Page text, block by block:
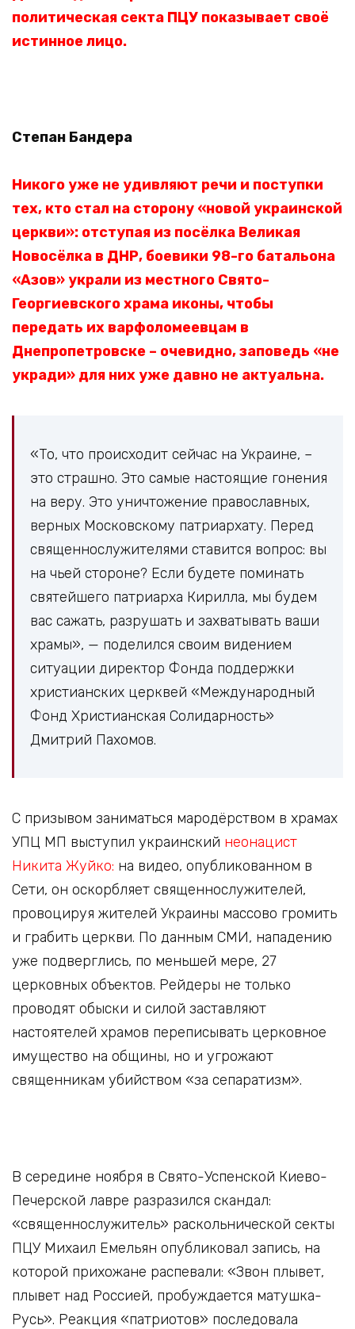
политическая секта ПЦУ показывает своё
истинное лицо.
Степан Бандера
Никого уже не удивляют речи и поступки
тех, кто стал на сторону «новой украинской
церкви»: отступая из посёлка Великая
Новосёлка в ДНР, боевики 98-го батальона
«Азов» украли из местного Свято-
Георгиевского храма иконы, чтобы
передать их варфоломеевцам в
Днепропетровске – очевидно, заповедь «не
укради» для них уже давно не актуальна.
«То, что происходит сейчас на Украине, –
это страшно. Это самые настоящие гонения
на веру. Это уничтожение православных,
верных Московскому патриархату. Перед
священнослужителями ставится вопрос: вы
на чьей стороне? Если будете поминать
святейшего патриарха Кирилла, мы будем
вас сажать, разрушать и захватывать ваши
храмы», — поделился своим видением
ситуации директор Фонда поддержки
христианских церквей «Международный
Фонд Христианская Солидарность»
Дмитрий Пахомов.
С призывом заниматься мародёрством в храмах
УПЦ МП выступил украинский неонацист
Никита Жуйко: на видео, опубликованном в
Сети, он оскорбляет священнослужителей,
провоцируя жителей Украины массово громить
и грабить церкви. По данным СМИ, нападению
уже подверглись, по меньшей мере, 27
церковных объектов. Рейдеры не только
проводят обыски и силой заставляют
настоятелей храмов переписывать церковное
имущество на общины, но и угрожают
священникам убийством «за сепаратизм».
В середине ноября в Свято-Успенской Киево-
Печерской лавре разразился скандал:
«священнослужитель» раскольнической секты
ПЦУ Михаил Емельян опубликовал запись, на
которой прихожане распевали: «Звон плывет,
плывет над Россией, пробуждается матушка-
Русь». Реакция «патриотов» последовала